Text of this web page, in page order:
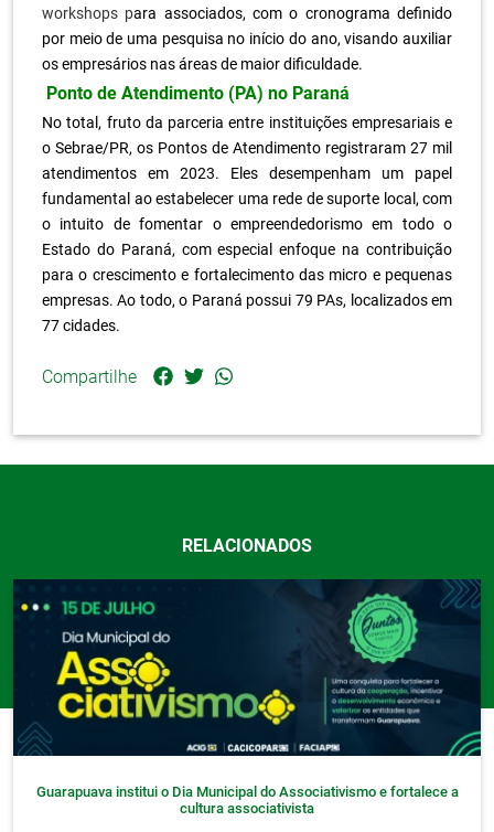
workshops para associados, com o cronograma definido
por meio de uma pesquisa no início do ano, visando auxiliar
os empresários nas áreas de maior dificuldade.
Ponto de Atendimento (PA) no Paraná
No total, fruto da parceria entre instituições empresariais e
o Sebrae/PR, os Pontos de Atendimento registraram 27 mil
atendimentos em 2023. Eles desempenham um papel
fundamental ao estabelecer uma rede de suporte local, com
o intuito de fomentar o empreendedorismo em todo o
Estado do Paraná, com especial enfoque na contribuição
para o crescimento e fortalecimento das micro e pequenas
empresas. Ao todo, o Paraná possui 79 PAs, localizados em
77 cidades.
Compartilhe
RELACIONADOS
Guarapuava institui o Dia Municipal do Associativismo e fortalece a
cultura associativista